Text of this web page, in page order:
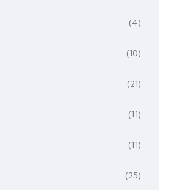
(4)
(10)
(21)
(11)
(11)
(25)